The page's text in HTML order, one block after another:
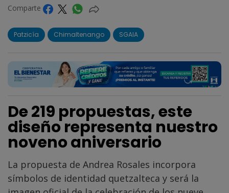
Comparte
Patzicía Chimaltenango SGAIA
De 219 propuestas, este
diseño representa nuestro
noveno aniversario
La propuesta de Andrea Rosales incorpora
símbolos de identidad quetzalteca y será la